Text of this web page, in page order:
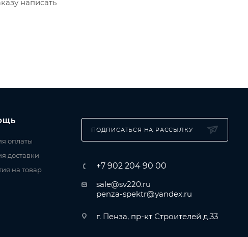
написать
оплаты
доставки
на товар
ПОДПИСАТЬСЯ НА РАССЫЛКУ
+7 902 204 90 00
sale@sv220.ru
penza-spektr@yandex.ru
г. Пенза, пр-кт Строителей д.33